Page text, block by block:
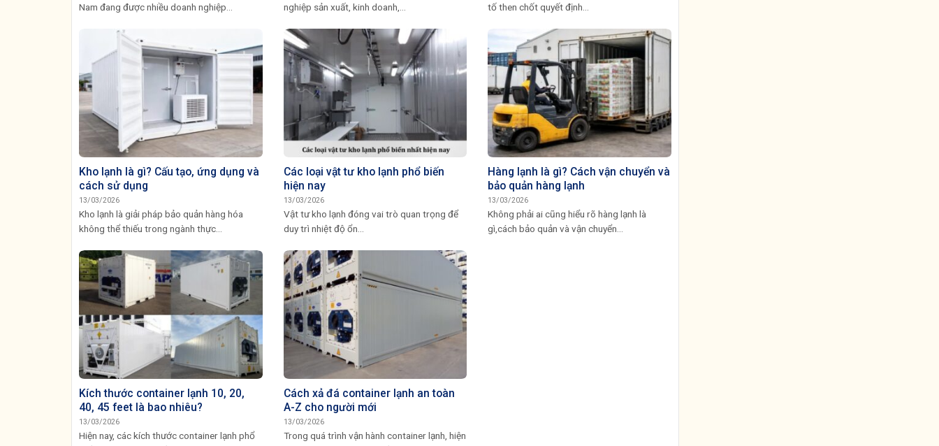
Nam đang được nhiều doanh nghiệp...
nghiệp sản xuất, kinh doanh,...
tố then chốt quyết định...
Kho lạnh là gì? Cấu tạo, ứng dụng và
cách sử dụng
13/03/2026
Kho lạnh là giải pháp bảo quản hàng hóa
không thể thiếu trong ngành thực...
Các loại vật tư kho lạnh phổ biến
hiện nay
13/03/2026
Vật tư kho lạnh đóng vai trò quan trọng để
duy trì nhiệt độ ổn...
Hàng lạnh là gì? Cách vận chuyển và
bảo quản hàng lạnh
13/03/2026
Không phải ai cũng hiểu rõ hàng lạnh là
gì,cách bảo quản và vận chuyển...
Kích thước container lạnh 10, 20,
40, 45 feet là bao nhiêu?
13/03/2026
Hiện nay, các kích thước container lạnh phổ
Cách xả đá container lạnh an toàn
A-Z cho người mới
13/03/2026
Trong quá trình vận hành container lạnh, hiện